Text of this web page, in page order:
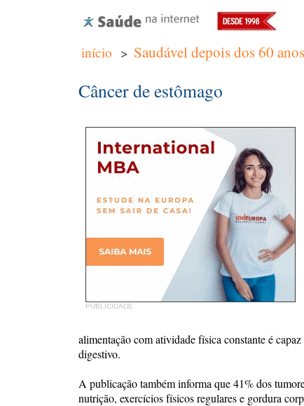
início > Saudável depois dos 60 anos
Câncer de estômago
PUBLICIDADE
alimentação com atividade física constante é
digestivo.
A publicação também informa que 41% dos
nutrição, exercícios físicos regulares e gordura